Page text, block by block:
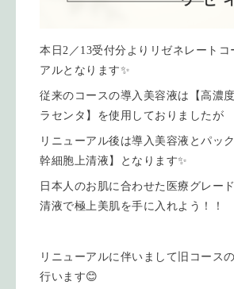
本日2／13受付分よりリゼネレートコ
アルとなります✨
従来のコースの導入美容液は【高濃
ラセンタ】を使用しておりましたが
リニューアル後は導入美容液とパッ
幹細胞上清液】となります✨
日本人のお肌に合わせた医療グレー
清液で極上美肌を手に入れよう！！
リニューアルに伴いまして旧コース
行います😊